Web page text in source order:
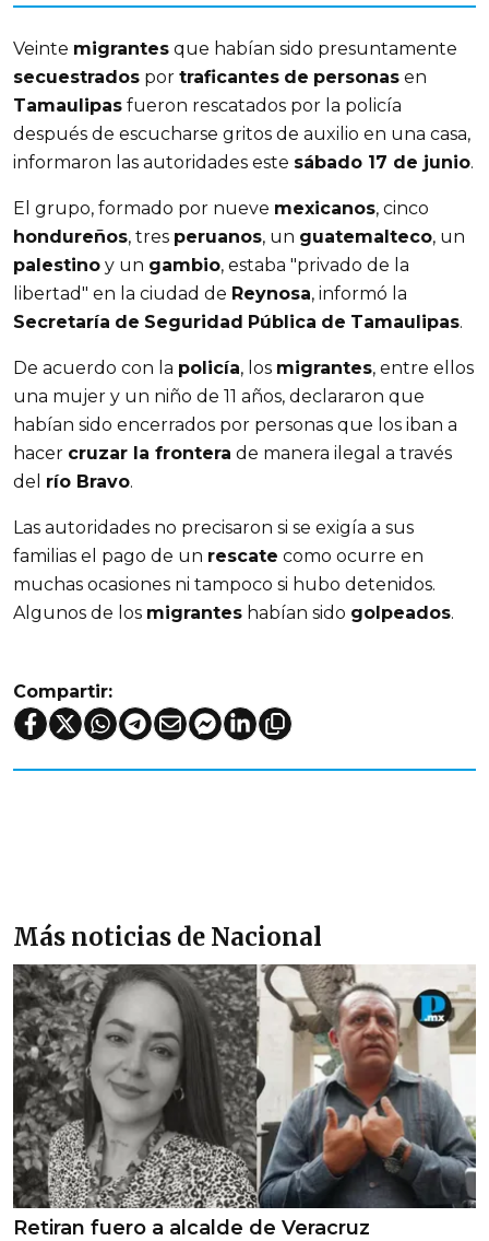
Veinte migrantes que habían sido presuntamente
secuestrados por traficantes de personas en
Tamaulipas fueron rescatados por la policía
después de escucharse gritos de auxilio en una casa,
informaron las autoridades este sábado 17 de junio.
El grupo, formado por nueve mexicanos, cinco
hondureños, tres peruanos, un guatemalteco, un
palestino y un gambio, estaba "privado de la
libertad" en la ciudad de Reynosa, informó la
Secretaría de Seguridad Pública de Tamaulipas.
De acuerdo con la policía, los migrantes, entre ellos
una mujer y un niño de 11 años, declararon que
habían sido encerrados por personas que los iban a
hacer cruzar la frontera de manera ilegal a través
del río Bravo.
Las autoridades no precisaron si se exigía a sus
familias el pago de un rescate como ocurre en
muchas ocasiones ni tampoco si hubo detenidos.
Algunos de los migrantes habían sido golpeados.
Compartir:
Más noticias de Nacional
Retiran fuero a alcalde de Veracruz